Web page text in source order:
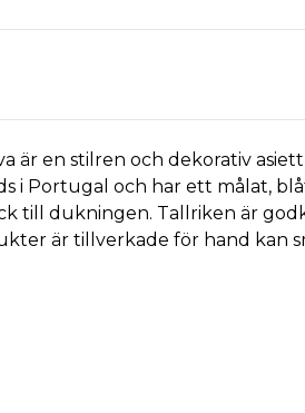
är en stilren och dekorativ
i Portugal och har ett målat,
till dukningen. Tallriken är
är tillverkade för hand kan